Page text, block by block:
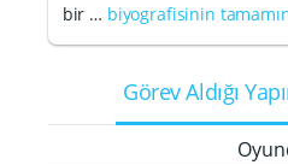
bir … biyografisinin
Görev Aldığı